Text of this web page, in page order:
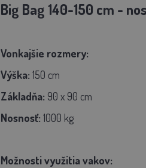
Big Bag 140-150 cm -
Vonkajšie rozmery:
Výška: 150 cm
Základňa: 90 x 90 cm
Nosnosť: 1000 kg
Možnosti využitia vakov: